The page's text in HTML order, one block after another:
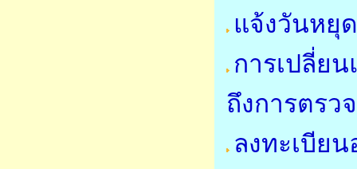
แจ้งวันหยุ
การเปลี่ย
ถึงการตรว
ลงทะเบีย